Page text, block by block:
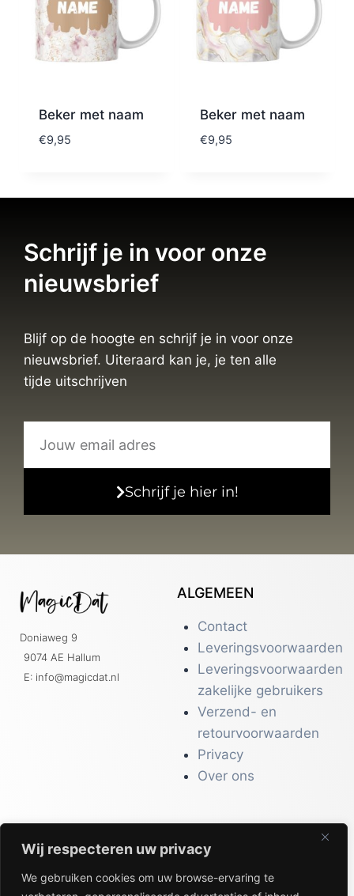
Wij respecteren uw privacy
We gebruiken cookies om uw browse-ervaring te
Beker met naam
€9,95
Beker met naam
€9,95
Schrijf je in voor onze
nieuwsbrief
Blijf op de hoogte en schrijf je in voor onze
nieuwsbrief. Uiteraard kan je, je ten alle
tijde uitschrijven
Schrijf je hier in!
Doniaweg 9
9074 AE Hallum
E: info@magicdat.nl
ALGEMEEN
Contact
Leveringsvoorwaarden
Leveringsvoorwaarden
zakelijke gebruikers
Verzend- en
retourvoorwaarden
Privacy
Over ons
CATALOGI
Workwear &